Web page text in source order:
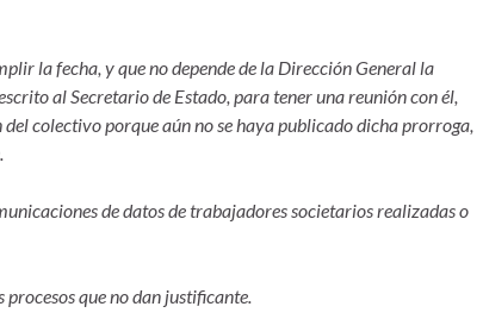
la fecha, y que no depende de la Dirección General la
al Secretario de Estado, para tener una reunión con él,
colectivo porque aún no se haya publicado dicha prorroga,
de datos de trabajadores societarios realizadas o
que no dan justificante.